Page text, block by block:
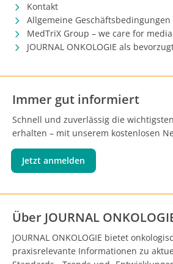
Kontakt
Allgemeine Geschäftsbedingungen
MedTriX Group – we care for
JOURNAL ONKOLOGIE als
Immer gut informiert
Schnell und zuverlässig die
erhalten – mit unserem kostenlosen
Jetzt anmelden
Über JOURNAL
JOURNAL ONKOLOGIE bietet
praxisrelevante Informationen zu